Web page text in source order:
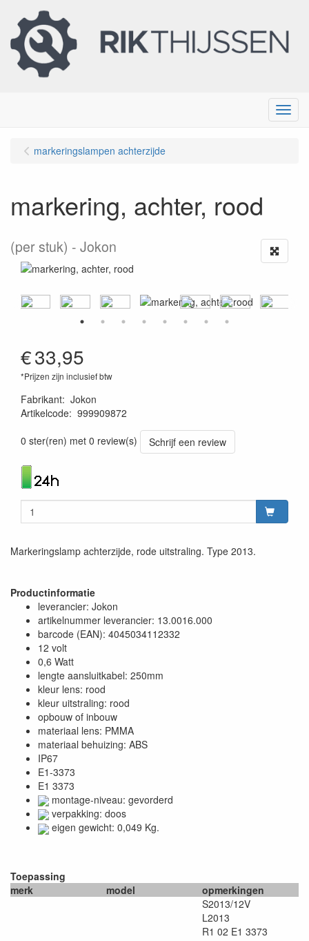
Menu
markeringslampen achterzijde
markering, achter, rood
(per stuk) Jokon
€33,95
*Prijzen zijn inclusief btw
Fabrikant: Jokon
Artikelcode: 999909872
0 ster(ren) met 0 review(s)
Schrijf een review
Markeringslamp achterzijde, rode uitstraling. Type 2013.
Productinformatie
leverancier: Jokon
artikelnummer leverancier: 13.0016.000
barcode (EAN): 4045034112332
12 volt
0,6 Watt
lengte aansluitkabel: 250mm
kleur lens: rood
kleur uitstraling: rood
opbouw of inbouw
materiaal lens: PMMA
materiaal behuizing: ABS
IP67
E1-3373
E1 3373
montage-niveau: gevorderd
verpakking: doos
eigen gewicht: 0,049 Kg.
Toepassing
merk
model
opmerkingen
S2013/12V
L2013
R1 02 E1 3373